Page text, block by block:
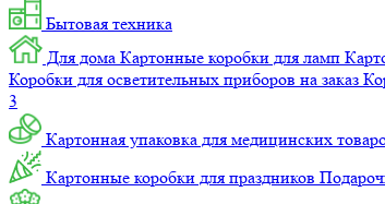
Бытовая техника
Для дома Картонные коробки для ламп
Коробки для осветительных приборов на заказ
3
Картонная упаковка для медицинских
Картонные коробки для праздников